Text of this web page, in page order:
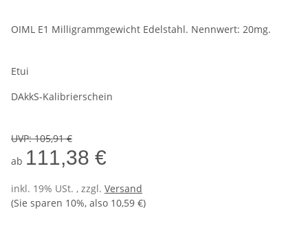
OIML E1 Milligrammgewicht Edelstahl. Nennwert: 20mg.
Etui
DAkkS-Kalibrierschein
UVP:105,91 €
ab 111,38 €
inkl. 19% USt. , zzgl. Versand
(Sie sparen 10%, also 10,59 €)